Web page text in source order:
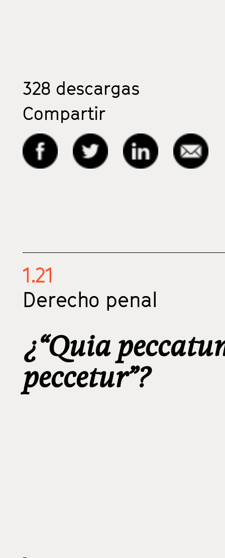
328 descargas
Compartir
1.21
Derecho penal
¿“Quia
peccetur”?
_